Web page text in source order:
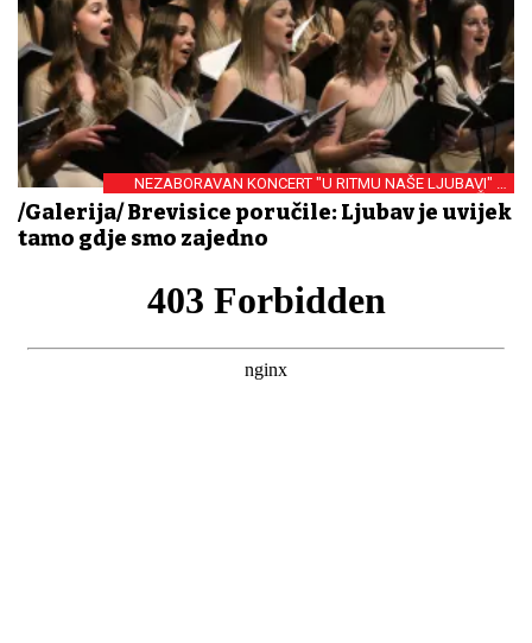
NEZABORAVAN KONCERT "U RITMU NAŠE LJUBAVI" U
KONCERTNOJ DVORANI FRANJE KREŽME
/Galerija/ Brevisice poručile: Ljubav je uvijek
tamo gdje smo zajedno